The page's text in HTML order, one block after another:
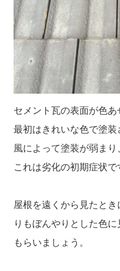
セメント瓦の表面が色あ
最初はきれいな色で塗
風によって塗装が弱まり
これは劣化の初期症状で
屋根を遠くから見たと
りもぼんやりとした色
もらいましょう。